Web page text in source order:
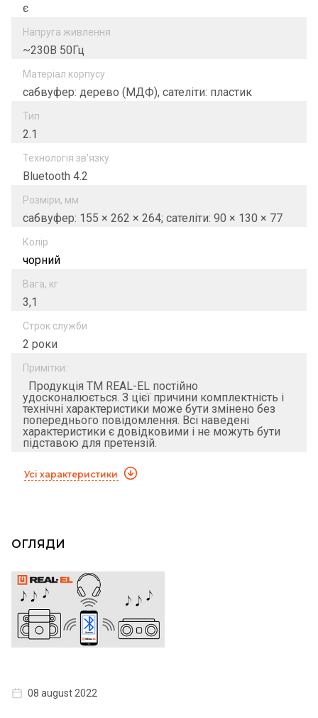
є
Напруга живлення
~230В 50Гц
Матеріал корпусу
сабвуфер: дерево (МДФ), сателіти: пластик
Тип
2.1
Технологія зв'язку
Bluetooth 4.2
Розміри, мм
сабвуфер: 155 × 262 × 264; сателіти: 90 × 130 × 77
Колір
чорний
Вага, кг
3,1
Строк служби
2 роки
Примітки:
Продукція ТМ REAL-EL постійно
удосконалюється. З цієї причини комплектність і
технічні характеристики може бути змінено без
попереднього повідомлення. Всі наведені
характеристики є довідковими і не можуть бути
підставою для претензій.
Усі характеристики
ОГЛЯДИ
08 august 2022